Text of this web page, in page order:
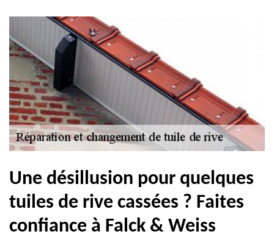
Une désillusion pour quelques
tuiles de rive cassées ? Faites
confiance à Falck & Weiss